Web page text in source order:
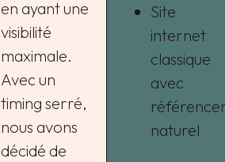
en ayant une
visibilité
maximale.
Avec un
timing serré,
nous avons
décidé de
Site
internet
classique
avec
naturel